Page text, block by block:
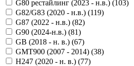
G80 рестайлинг (2023 - н.в.) (103)
G82/G83 (2020 - н.в.) (119)
G87 (2022 - н.в.) (82)
G90 (2024-н.в.) (81)
GB (2018 - н. в.) (67)
GMT900 (2007 - 2014) (38)
H247 (2020 - н. в.) (77)